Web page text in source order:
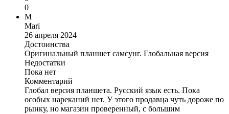
0
M
Mari
26 апреля 2024
Достоинства
Оригинальный планшет самсунг. Глобальная версия
Недостатки
Пока нет
Комментарий
Глобал версия планшета. Русский язык есть. Пока
особых нареканий нет. У этого продавца чуть дороже по
рынку, но магазин проверенный, с большим